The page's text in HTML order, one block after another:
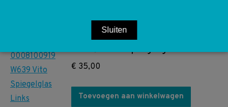
A0008100919 0008100919
W639 Vito Spiegelglas Links
€ 35,00
Toevoegen aan winkelwagen
Sluiten